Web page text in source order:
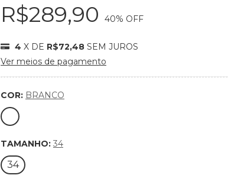
R$289,90 40% OFF
4 X DE R$72,48 SEM JUROS
Ver meios de pagamento
COR: BRANCO
TAMANHO: 34
34